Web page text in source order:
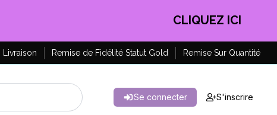
EN PROFITER !
Livraison Remise de Fidélité Statut Gold Remise Sur Quantité
Se connecter S'inscrire